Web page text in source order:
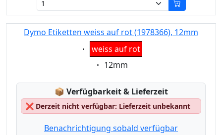
Dymo Etiketten weiss auf rot (1978366), 12mm
Eigenschaft:
weiss auf rot
Eigenschaft:
12mm
📦 Lagerstatus:
Verfügbarkeit & Lieferzeit
❌ Derzeit nicht verfügbar: Lieferzeit unbekannt
Benachrichtigung sobald verfügbar